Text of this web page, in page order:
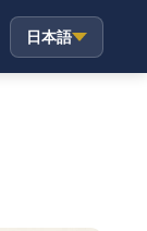
日本語